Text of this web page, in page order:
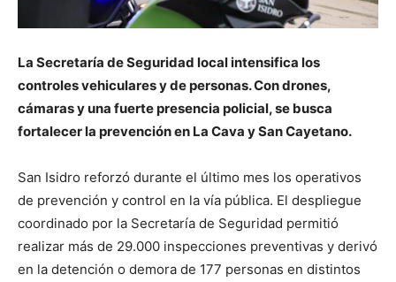
La Secretaría de Seguridad local intensifica los
controles vehiculares y de personas. Con drones,
cámaras y una fuerte presencia policial, se busca
fortalecer la prevención en La Cava y San Cayetano.
San Isidro reforzó durante el último mes los operativos
de prevención y control en la vía pública. El despliegue
coordinado por la Secretaría de Seguridad permitió
realizar más de 29.000 inspecciones preventivas y derivó
en la detención o demora de 177 personas en distintos